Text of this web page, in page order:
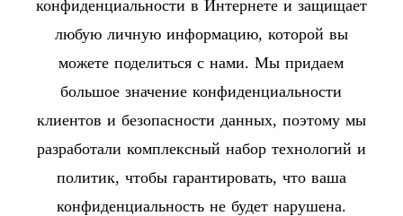
конфиденциальности в Интернете и защищает
любую личную информацию, которой вы
можете поделиться с нами. Мы придаем
большое значение конфиденциальности
клиентов и безопасности данных, поэтому мы
разработали комплексный набор технологий и
политик, чтобы гарантировать, что ваша
конфиденциальность не будет нарушена.